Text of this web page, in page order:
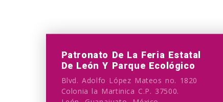
Patronato De La Feria Estatal
De León Y Parque Ecológico
Blvd. Adolfo López Mateos no. 1820
Colonia la Martinica C.P. 37500.